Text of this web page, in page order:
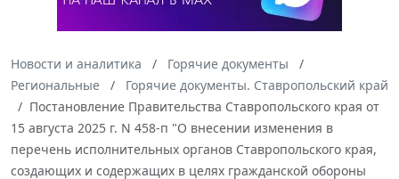
Новости и аналитика
Горячие документы
Региональные
Горячие документы. Ставропольский край
Постановление Правительства Ставропольского края от
15 августа 2025 г. N 458-п "О внесении изменения в
перечень исполнительных органов Ставропольского края,
создающих и содержащих в целях гражданской обороны